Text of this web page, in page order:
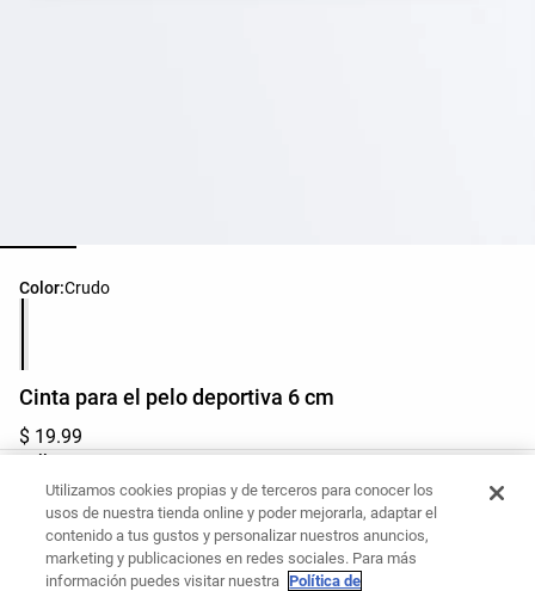
Color:Crudo
Lista de colores del producto
Cinta para el pelo deportiva 6 cm
$ 19.99
Talla
Lista de tallas del producto
M - Talla Única
¿Quieres comprar este artículo?
Utilizamos cookies propias y de terceros para conocer los
usos de nuestra tienda online y poder mejorarla, adaptar el
contenido a tus gustos y personalizar nuestros anuncios,
marketing y publicaciones en redes sociales. Para más
información puedes visitar nuestra Política de